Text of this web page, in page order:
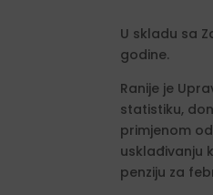
U skladu sa
godine.
Ranije je
statistiku,
primjenom
usklađivanju
penziju za